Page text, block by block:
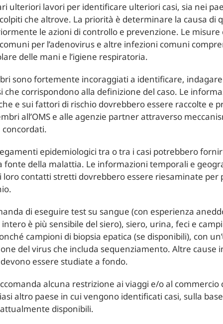
ulteriori lavori per identificare ulteriori casi, sia nei
che altrove. La priorità è determinare la causa di
le azioni di controllo e prevenzione. Le misure
per l’adenovirus e altre infezioni comuni
delle mani e l’igiene respiratoria.
sono fortemente incoraggiati a identificare,
che corrispondono alla definizione del caso. Le
e sui fattori di rischio dovrebbero essere raccolte e
all’OMS e alle agenzie partner attraverso
epidemiologici tra o tra i casi potrebbero
fonte della malattia. Le informazioni temporali e
loro contatti stretti dovrebbero essere riesaminate per
di eseguire test su sangue (con esperienza
è più sensibile del siero), siero, urina, feci e
campioni di biopsia epatica (se disponibili), con
del virus che includa sequenziamento. Altre cause
essere studiate a fondo.
alcuna restrizione ai viaggi e/o al commercio
altro paese in cui vengono identificati casi, sulla
disponibili.